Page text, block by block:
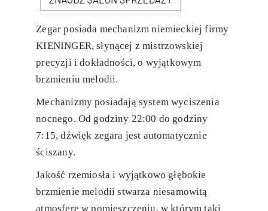
Zegar posiada mechanizm niemieckiej firmy
KIENINGER, słynącej z mistrzowskiej
precyzji i dokładności, o wyjątkowym
brzmieniu melodii.
Mechanizmy posiadają system wyciszenia
nocnego. Od godziny 22:00 do godziny
7:15, dźwięk zegara jest automatycznie
ściszany.
Jakość rzemiosła i wyjątkowo głębokie
brzmienie melodii stwarza niesamowitą
atmosferę w pomieszczeniu, w którym taki